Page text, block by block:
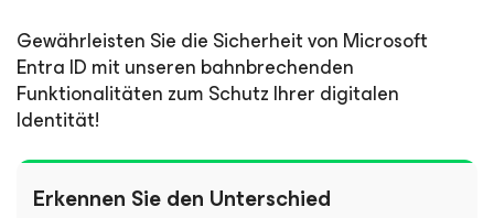
Gewährleisten Sie die Sicherheit von Microsoft
Entra ID mit unseren bahnbrechenden
Funktionalitäten zum Schutz Ihrer digitalen
Identität!
Erkennen Sie den Unterschied